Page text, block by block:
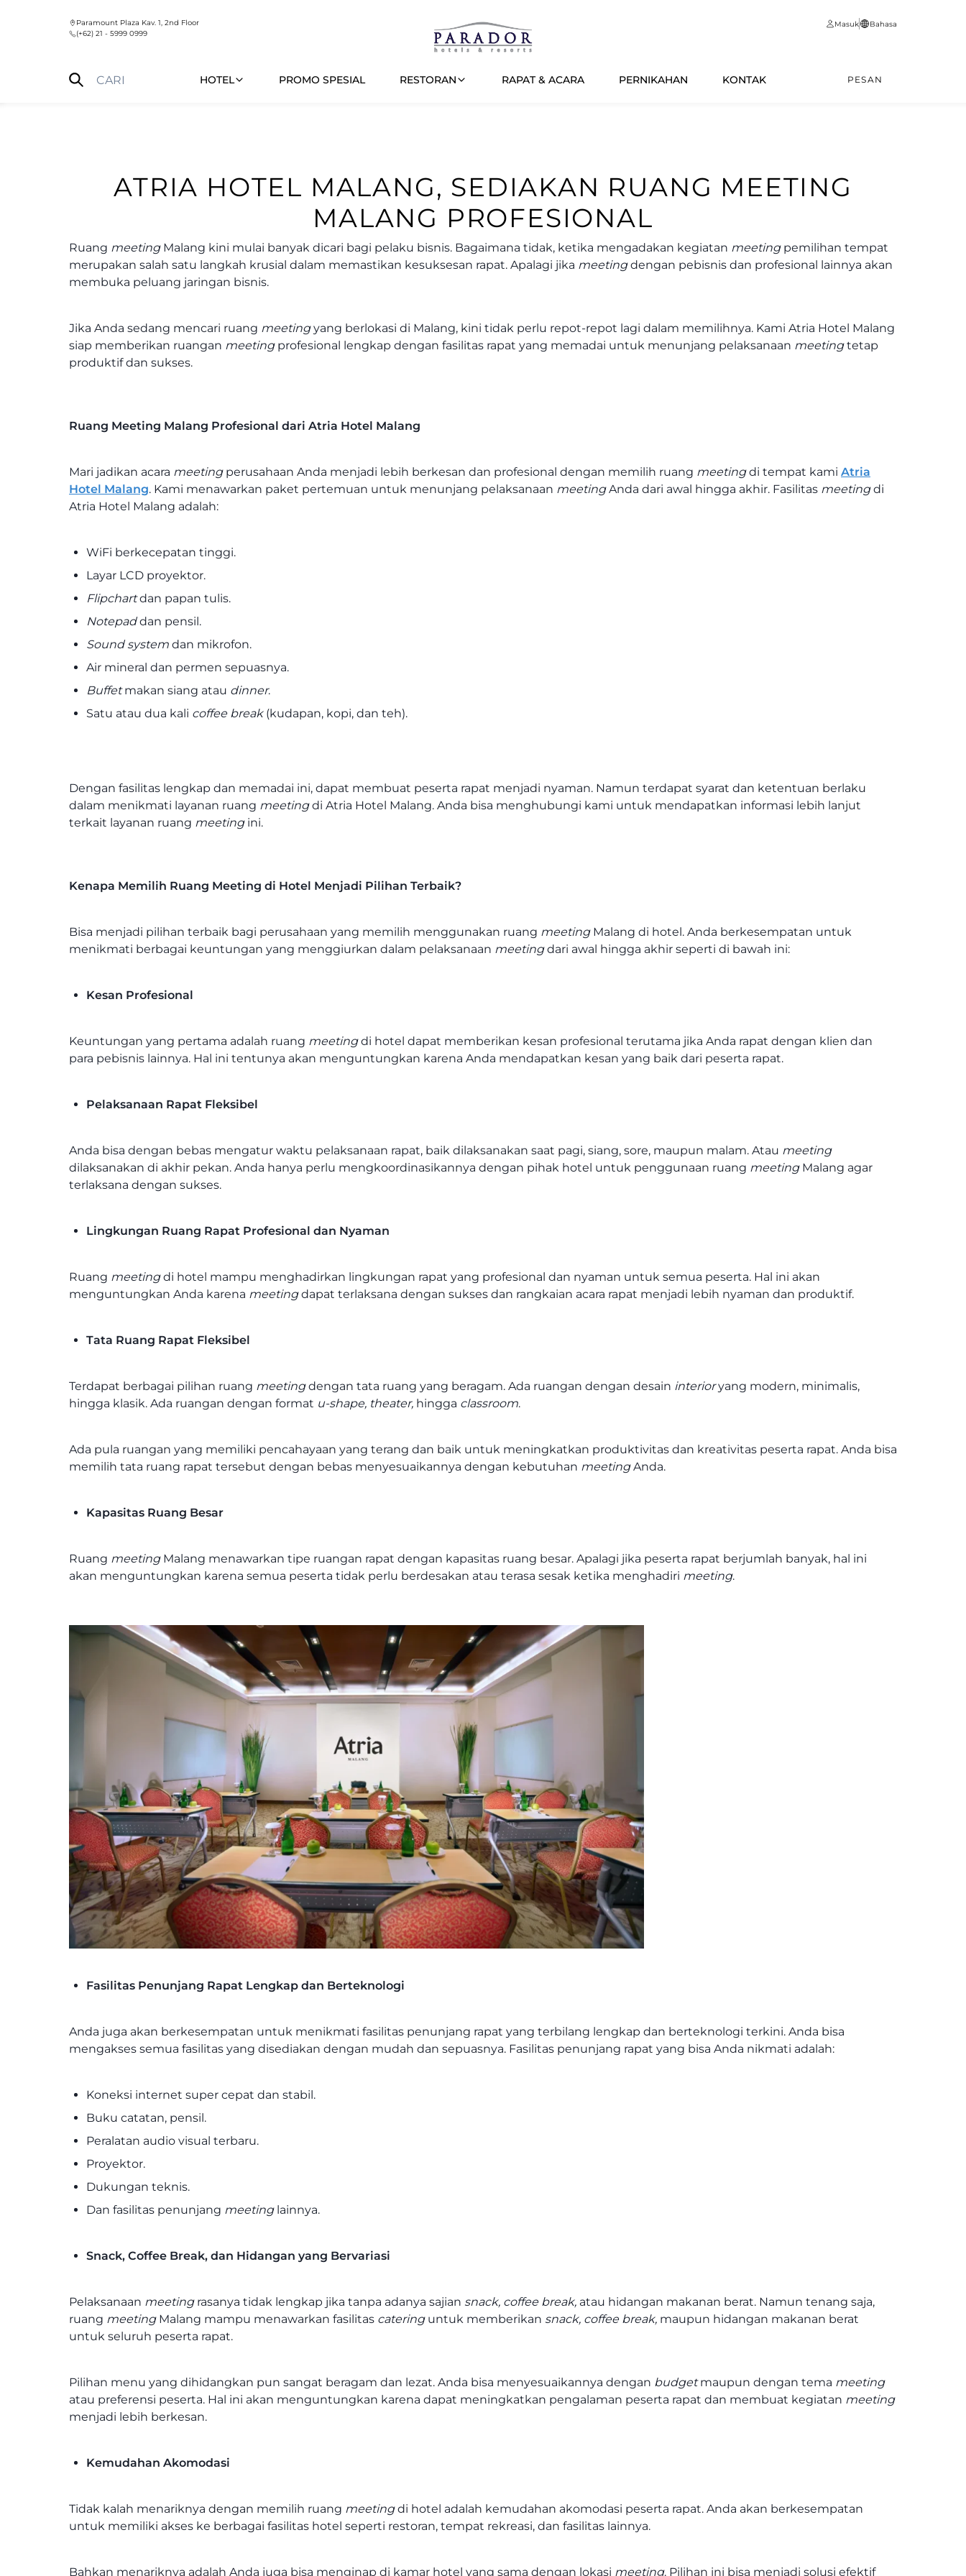
Paramount Plaza Kav. 1, 2nd Floor
(+62) 21 - 5999 0999
Masuk Bahasa
HOTEL PROMO SPESIAL RESTORAN RAPAT & ACARA PERNIKAHAN KONTAK PESAN
ATRIA HOTEL MALANG, SEDIAKAN RUANG MEETING
MALANG PROFESIONAL
Ruang meetingMalang kini mulai banyak dicari bagi pelaku bisnis. Bagaimana tidak, ketika mengadakan kegiatan meetingpemilihan tempat
merupakan salah satu langkah krusial dalam memastikan kesuksesan rapat. Apalagi jika meetingdengan pebisnis dan profesional lainnya akan
membuka peluang jaringan bisnis.
Jika Anda sedang mencari ruang meetingyang berlokasi di Malang, kini tidak perlu repot-repot lagi dalam memilihnya. Kami Atria Hotel Malang
siap memberikan ruangan meeting profesional lengkap dengan fasilitas rapat yang memadai untuk menunjang pelaksanaan meetingtetap
produktif dan sukses.
Ruang Meeting Malang Profesional dari Atria Hotel Malang
Mari jadikan acara meeting perusahaan Anda menjadi lebih berkesan dan profesional dengan memilih ruang meetingdi tempat kami Atria
Hotel Malang. Kami menawarkan paket pertemuan untuk menunjang pelaksanaan meetingAnda dari awal hingga akhir. Fasilitas meetingdi
Atria Hotel Malang adalah:
WiFi berkecepatan tinggi.
Layar LCD proyektor.
Flipchartdan papan tulis.
Notepaddan pensil.
Sound system dan mikrofon.
Air mineral dan permen sepuasnya.
Buffetmakan siang atau dinner.
Satu atau dua kali coffee break (kudapan, kopi, dan teh).
Dengan fasilitas lengkap dan memadai ini, dapat membuat peserta rapat menjadi nyaman. Namun terdapat syarat dan ketentuan berlaku
dalam menikmati layanan ruang meetingdi Atria Hotel Malang. Anda bisa menghubungi kami untuk mendapatkan informasi lebih lanjut
terkait layanan ruang meeting ini.
Kenapa Memilih Ruang Meeting di Hotel Menjadi Pilihan Terbaik?
Bisa menjadi pilihan terbaik bagi perusahaan yang memilih menggunakan ruang meeting Malang di hotel. Anda berkesempatan untuk
menikmati berbagai keuntungan yang menggiurkan dalam pelaksanaan meetingdari awal hingga akhir seperti di bawah ini:
Kesan Profesional
Keuntungan yang pertama adalah ruang meetingdi hotel dapat memberikan kesan profesional terutama jika Anda rapat dengan klien dan
para pebisnis lainnya. Hal ini tentunya akan menguntungkan karena Anda mendapatkan kesan yang baik dari peserta rapat.
Pelaksanaan Rapat Fleksibel
Anda bisa dengan bebas mengatur waktu pelaksanaan rapat, baik dilaksanakan saat pagi, siang, sore, maupun malam. Atau meeting
dilaksanakan di akhir pekan. Anda hanya perlu mengkoordinasikannya dengan pihak hotel untuk penggunaan ruang meeting Malang agar
terlaksana dengan sukses.
Lingkungan Ruang Rapat Profesional dan Nyaman
Ruang meetingdi hotel mampu menghadirkan lingkungan rapat yang profesional dan nyaman untuk semua peserta. Hal ini akan
menguntungkan Anda karena meetingdapat terlaksana dengan sukses dan rangkaian acara rapat menjadi lebih nyaman dan produktif.
Tata Ruang Rapat Fleksibel
Terdapat berbagai pilihan ruang meetingdengan tata ruang yang beragam. Ada ruangan dengan desain interioryang modern, minimalis,
hingga klasik. Ada ruangan dengan format u-shape, theater, hingga classroom.
Ada pula ruangan yang memiliki pencahayaan yang terang dan baik untuk meningkatkan produktivitas dan kreativitas peserta rapat. Anda bisa
memilih tata ruang rapat tersebut dengan bebas menyesuaikannya dengan kebutuhan meetingAnda.
Kapasitas Ruang Besar
Ruang meeting Malang menawarkan tipe ruangan rapat dengan kapasitas ruang besar. Apalagi jika peserta rapat berjumlah banyak, hal ini
akan menguntungkan karena semua peserta tidak perlu berdesakan atau terasa sesak ketika menghadiri meeting.
Fasilitas Penunjang Rapat Lengkap dan Berteknologi
Anda juga akan berkesempatan untuk menikmati fasilitas penunjang rapat yang terbilang lengkap dan berteknologi terkini. Anda bisa
mengakses semua fasilitas yang disediakan dengan mudah dan sepuasnya. Fasilitas penunjang rapat yang bisa Anda nikmati adalah:
Koneksi internet super cepat dan stabil.
Buku catatan, pensil.
Peralatan audio visual terbaru.
Proyektor.
Dukungan teknis.
Dan fasilitas penunjang meeting lainnya.
Snack, Coffee Break, dan Hidangan yang Bervariasi
Pelaksanaan meeting rasanya tidak lengkap jika tanpa adanya sajian snack, coffee break, atau hidangan makanan berat. Namun tenang saja,
ruang meeting Malang mampu menawarkan fasilitas catering untuk memberikan snack, coffee break, maupun hidangan makanan berat
untuk seluruh peserta rapat.
Pilihan menu yang dihidangkan pun sangat beragam dan lezat. Anda bisa menyesuaikannya dengan budgetmaupun dengan tema meeting
atau preferensi peserta. Hal ini akan menguntungkan karena dapat meningkatkan pengalaman peserta rapat dan membuat kegiatan meeting
menjadi lebih berkesan.
Kemudahan Akomodasi
Tidak kalah menariknya dengan memilih ruang meetingdi hotel adalah kemudahan akomodasi peserta rapat. Anda akan berkesempatan
untuk memiliki akses ke berbagai fasilitas hotel seperti restoran, tempat rekreasi, dan fasilitas lainnya.
Bahkan menariknya adalah Anda juga bisa menginap di kamar hotel yang sama dengan lokasi meeting. Pilihan ini bisa menjadi solusi efektif